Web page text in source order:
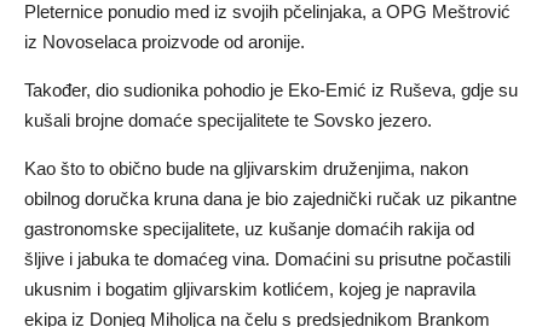
Pleternice ponudio med iz svojih pčelinjaka, a OPG Meštrović
iz Novoselaca proizvode od aronije.
Također, dio sudionika pohodio je Eko-Emić iz Ruševa, gdje su
kušali brojne domaće specijalitete te Sovsko jezero.
Kao što to obično bude na gljivarskim druženjima, nakon
obilnog doručka kruna dana je bio zajednički ručak uz pikantne
gastronomske specijalitete, uz kušanje domaćih rakija od
šljive i jabuka te domaćeg vina. Domaćini su prisutne počastili
ukusnim i bogatim gljivarskim kotlićem, kojeg je napravila
ekipa iz Donjeg Miholjca na čelu s predsjednikom Brankom